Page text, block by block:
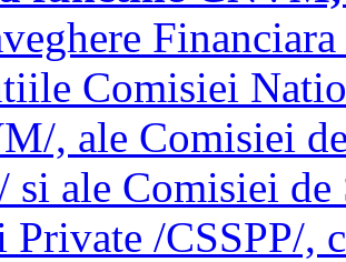
Comisiei
, ale Comisiei
si ale Comisiei de
Private /CSSPP/,